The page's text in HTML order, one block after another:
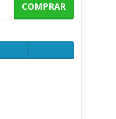
COMPRAR